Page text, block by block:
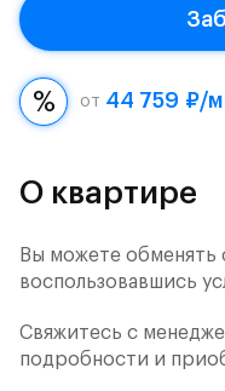
от 44 759 ₽/
О квартире
Вы можете обменять
воспользовавшись
Свяжитесь с
подробности и